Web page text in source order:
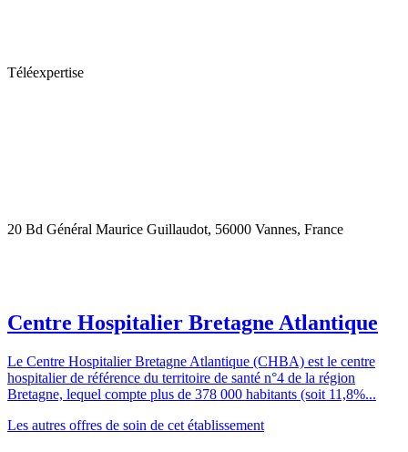
Téléexpertise
20 Bd Général Maurice Guillaudot, 56000 Vannes, France
Centre Hospitalier Bretagne Atlantique
Le Centre Hospitalier Bretagne Atlantique (CHBA) est le centre
hospitalier de référence du territoire de santé n°4 de la région
Bretagne, lequel compte plus de 378 000 habitants (soit 11,8%...
Les autres offres de soin de cet établissement